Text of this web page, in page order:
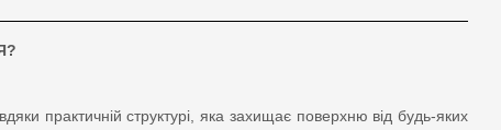
практичній структурі, яка захищає поверхню від будь-яких